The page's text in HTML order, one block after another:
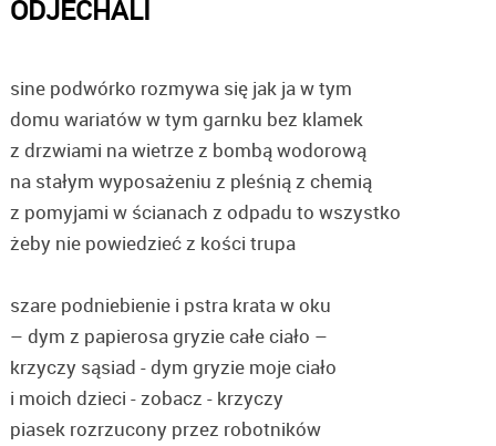
ODJECHALI
sine podwórko rozmywa się jak ja w tym
domu wariatów w tym garnku bez klamek
z drzwiami na wietrze z bombą wodorową
na stałym wyposażeniu z pleśnią z chemią
z pomyjami w ścianach z odpadu to wszystko
żeby nie powiedzieć z kości trupa
szare podniebienie i pstra krata w oku
– dym z papierosa gryzie całe ciało –
krzyczy sąsiad - dym gryzie moje ciało
i moich dzieci - zobacz - krzyczy
piasek rozrzucony przez robotników